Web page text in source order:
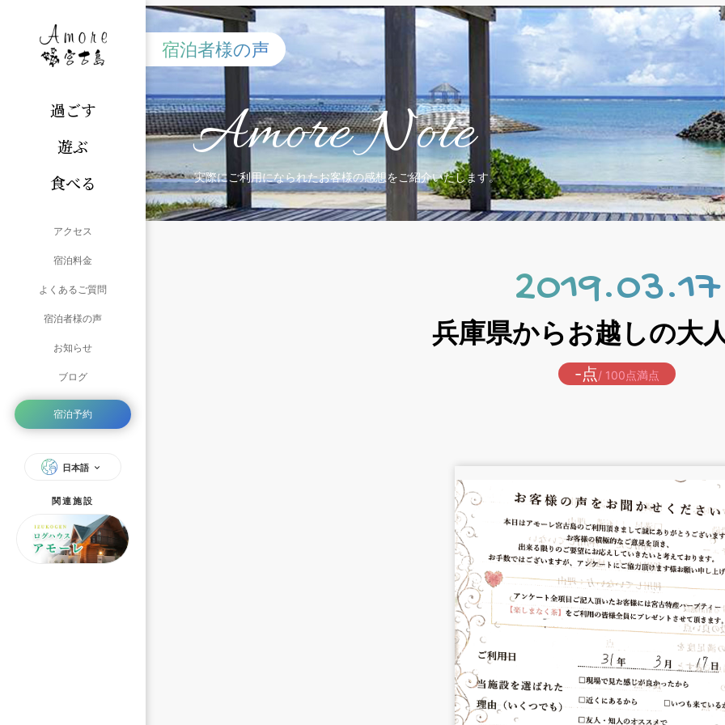
過ごす
遊ぶ
食べる
アクセス
宿泊料金
よくあるご質問
宿泊者様の声
お知らせ
ブログ
宿泊予約
日本語
関連施設
宿泊者様の声
Amore Note
実際にご利用になられたお客様の感想をご紹介いたします。
2019.03.17
兵庫県からお越しの大
-点/ 100点満点